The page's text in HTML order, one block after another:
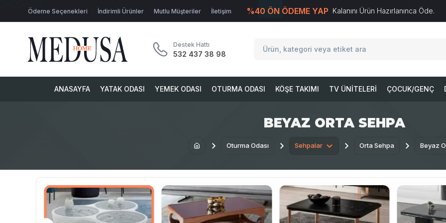
Ödeme Seçenekleri İndirimli Ürünler Mutlu Müşteriler İletişim %40 ÖN ÖDEME YAP Kalanını Ürün Hazırlanınca Öde.
Destek Hattı
532 437 38 98
ANASAYFA YATAK ODASI YEMEK ODASI OTURMA ODASI KÖŞE TAKIMI TV ÜNITELERI ÇOCUK/GENÇ
BEYAZ ORTA SEHPA
Oturma Odası Sehpalar Orta Sehpa Beyaz
T-Soft E-TicaretSistemleriyle Hazırlanmıştır.